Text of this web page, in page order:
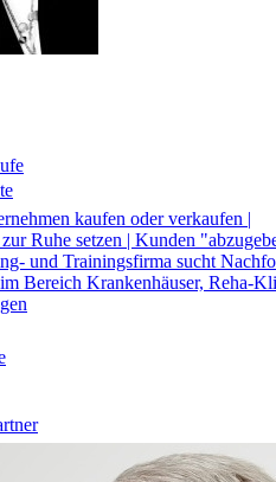
kaufen oder verkaufen |
Ruhe setzen | Kunden
und Trainingsfirma sucht
Bereich Krankenhäuser, Reha-